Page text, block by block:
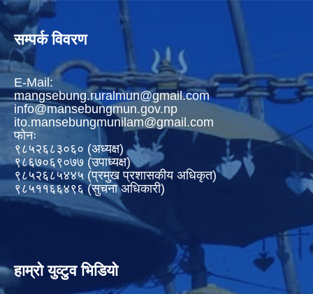
सम्पर्क विवरण
E-Mail:
mangsebung.ruralmun@gmail.com
info@mansebungmun.gov.np
ito.mansebungmunilam@gmail.com
फोनः
९८५२६८३०६० (अध्यक्ष)
९८६७०६९०७७ (उपाध्यक्ष)
९८५२६८५४४५ (प्रमुख प्रशासकीय अधिकृत)
९८५११६६४९६ (सुचना अधिकारी)
हाम्रो युव्टुव भिडियो